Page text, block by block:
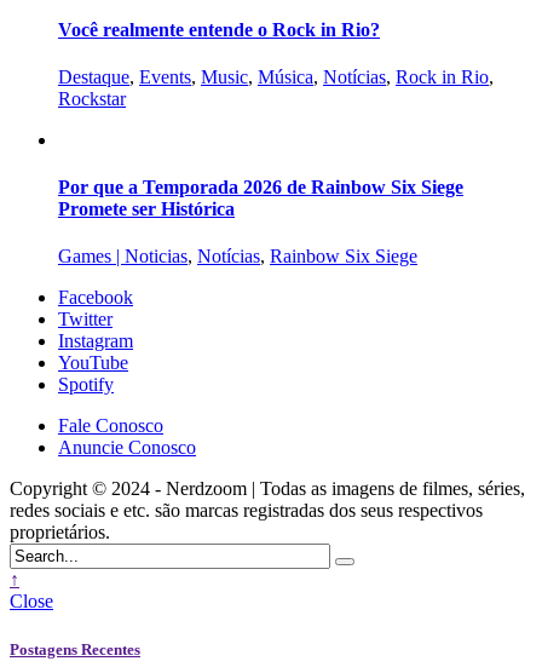
Você realmente entende o Rock in Rio?
Destaque, Events, Music, Música, Notícias, Rock in Rio,
Rockstar
Por que a Temporada 2026 de Rainbow Six Siege
Promete ser Histórica
Games | Noticias, Notícias, Rainbow Six Siege
Facebook
Twitter
Instagram
YouTube
Spotify
Fale Conosco
Anuncie Conosco
Copyright © 2024 - Nerdzoom | Todas as imagens de filmes, séries,
redes sociais e etc. são marcas registradas dos seus respectivos
proprietários.
↑
Close
Postagens Recentes